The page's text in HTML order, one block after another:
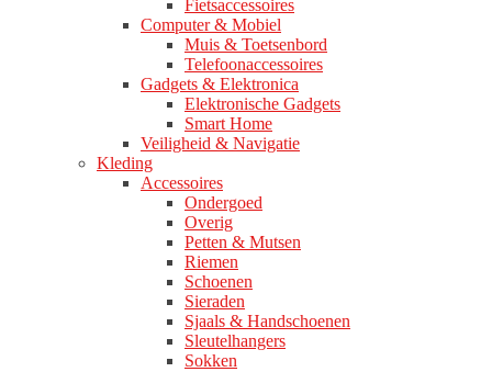
Fietsaccessoires
Computer & Mobiel
Muis & Toetsenbord
Telefoonaccessoires
Gadgets & Elektronica
Elektronische Gadgets
Smart Home
Veiligheid & Navigatie
Kleding
Accessoires
Ondergoed
Overig
Petten & Mutsen
Riemen
Schoenen
Sieraden
Sjaals & Handschoenen
Sleutelhangers
Sokken